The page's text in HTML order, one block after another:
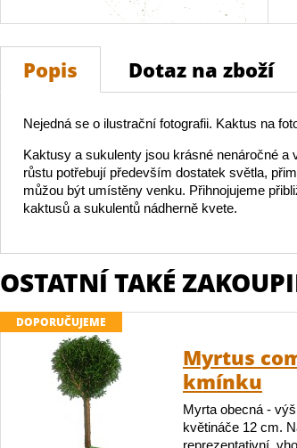
Popis Dotaz na zboží
Nejedná se o ilustrační fotografii. Kaktus na
Kaktusy a sukulenty jsou krásné nenáročné
růstu potřebují především dostatek světla,
můžou být umístěny venku. Přihnojujeme
kaktusů a sukulentů nádherně kvete.
OSTATNÍ TAKÉ
DOPORUČUJEME
Myrtus
kmínku
Myrta obecná -
květináče 12 cm.
reprezentativní,